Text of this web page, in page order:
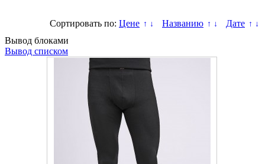
Сортировать по: Цене ↑ ↓ Названию ↑ ↓ Дате ↑ ↓
Вывод блоками
Вывод списком